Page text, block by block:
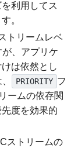
利用してス
。
トリームレベ
、アプリケ
は依然とし
PRIORITY フ
ームの依存関
度を効果的
ストリームの